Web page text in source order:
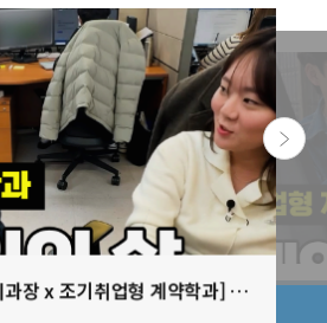
[이과장 x 조기취업형 계약학과] 반도체 기업